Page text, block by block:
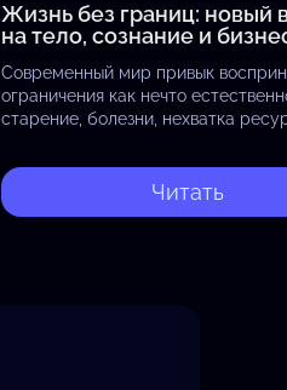
Жизнь без границ: новый
на тело, сознание и
Современный мир привык
ограничения как нечто
старение, болезни, нехватка
заглянуть глубже, становится
границы существуют лишь в
восприятии.…
Читать